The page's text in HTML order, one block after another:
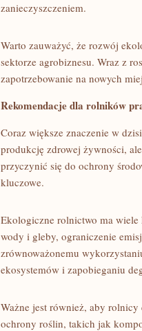
zanieczyszczeniem.
Warto ‍zauważyć, że rozwój
sektorze agrobiznesu. Wraz z
zapotrzebowanie na nowych
Rekomendacje⁤ dla rolników‍
Coraz większe znaczenie ​w
produkcję zdrowej ⁢żywności,
‍przyczynić‌ się ⁣do ochrony
kluczowe.
Ekologiczne rolnictwo ma‍
wody i ⁣gleby,​ ograniczenie
zrównoważonemu
ekosystemów i ⁣zapobieganiu
Ważne⁤ jest również, aby
‍ochrony roślin, takich jak